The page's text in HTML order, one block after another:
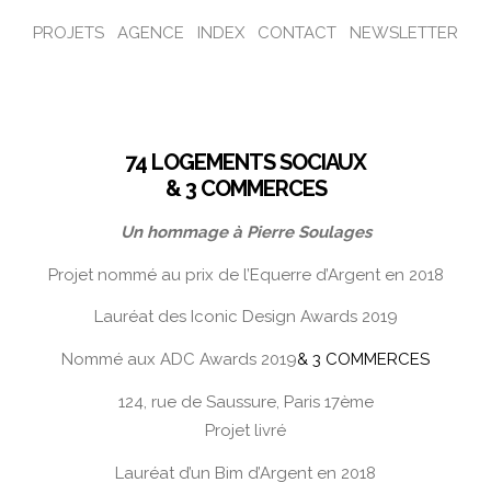
PROJETS AGENCE INDEX CONTACT NEWSLETTER
74 LOGEMENTS SOCIAUX
& 3 COMMERCES
Un hommage à Pierre Soulages
Projet nommé au prix de l’Equerre d’Argent en 2018
Lauréat des Iconic Design Awards 2019
Nommé aux ADC Awards 2019& 3 COMMERCES
124, rue de Saussure, Paris 17ème
Projet livré
Lauréat d’un Bim d’Argent en 2018